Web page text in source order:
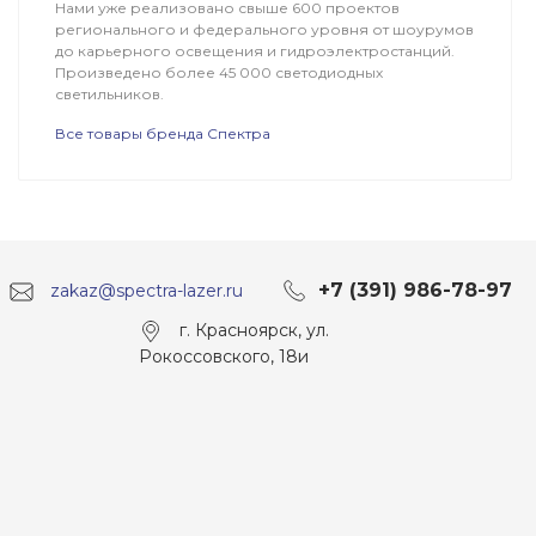
Нами уже реализовано свыше 600 проектов
регионального и федерального уровня от шоурумов
до карьерного освещения и гидроэлектростанций.
Произведено более 45 000 светодиодных
светильников.
Все товары бренда Спектра
zakaz@spectra-lazer.ru +7 (391) 986-78-97
г. Красноярск, ул.
Рокоссовского, 18и